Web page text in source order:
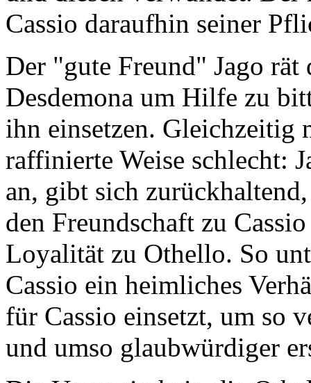
Cassio daraufhin seiner
Der "gute Freund" Jago rät
Desdemona um Hilfe zu
ihn einsetzen. Gleichzeitig
raffinierte Weise schlecht:
an, gibt sich
den Freundschaft zu
Loyalität zu Othello. So
Cassio ein heimliches
für Cassio einsetzt, um so
und umso glaubwürdiger